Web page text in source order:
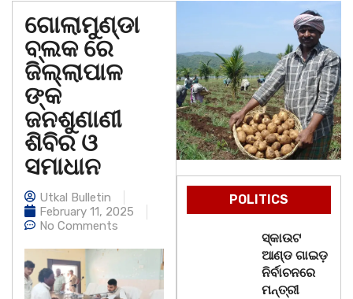
ଗୋଲାମୁଣ୍ଡା
ବ୍ଲକ ରେ
ଜିଲ୍ଲାପାଳ
ଙ୍କ
ଜନଶୁଣାଣୀ
ଶିବିର ଓ
Utkal Bulletin
February 11, 2025
No Comments
POLITICS
ସ୍କାଉଟ
ଆଣ୍ଡ ଗାଇଡ଼
ନିର୍ବାଚନରେ
ମନ୍ତ୍ରୀ